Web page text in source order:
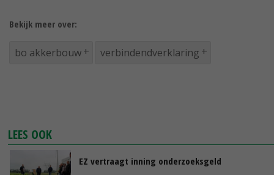
Bekijk meer over:
bo akkerbouw verbindendverklaring
LEES OOK
EZ vertraagt inning onderzoeksgeld